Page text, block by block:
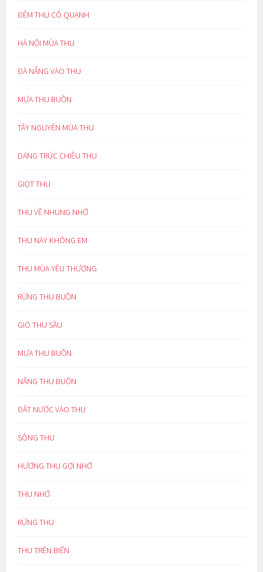
ĐÊM THU CÔ QUẠNH
HÀ NỘI MÙA THU
ĐÀ NẴNG VÀO THU
MƯA THU BUỒN
TÂY NGUYÊN MÙA THU
DÁNG TRÚC CHIỀU THU
GIỌT THU
THU VỀ NHUNG NHỚ
THU NÀY KHÔNG EM
THU MÙA YÊU THƯƠNG
RỪNG THU BUỒN
GIÓ THU SẦU
MƯA THU BUỒN
NẮNG THU BUỒN
ĐẤT NƯỚC VÀO THU
SÔNG THU
HƯƠNG THU GỢI NHỚ
THU NHỚ
RỪNG THU
THU TRÊN BIỂN